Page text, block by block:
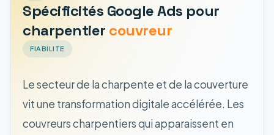
Spécificités Google Ads pour
charpentier couvreur
FIABILITE
Le secteur de la charpente et de la couverture
vit une transformation digitale accélérée. Les
couvreurs charpentiers qui apparaissent en